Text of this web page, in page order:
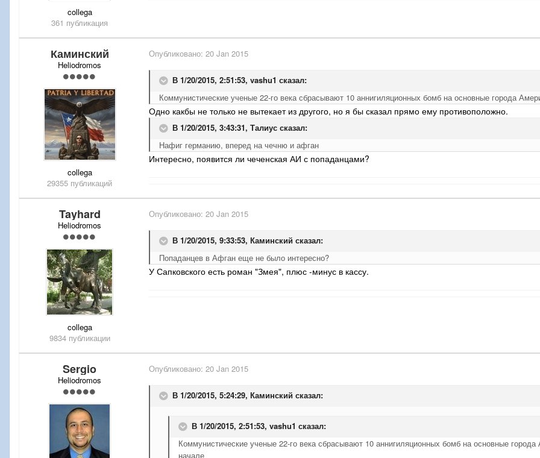
collega
361 публикация
Каминский
Heliodromos
collega
29355 публикаций
Опубликовано: 20 Jan 2015
В 1/20/2015, 2:51:53, vashu1 сказал:
Коммунистические ученые 22-го века сбрасывают 10 аннигиляционных бомб на основные города
Одно какбы не только не вытекает из другого, но я бы сказал прямо ему противоположно.
В 1/20/2015, 3:43:31, Талиус сказал:
Нафиг германию, вперед на чечню и афган
Интересно, появится ли чеченская АИ с попаданцами?
Tayhard
Heliodromos
collega
9834 публикации
Опубликовано: 20 Jan 2015
В 1/20/2015, 9:33:53, Каминский сказал:
Попаданцев в Афган еще не было интересно?
У Сапковского есть роман "Змея", плюс -минус в кассу.
Sergio
Heliodromos
Опубликовано: 20 Jan 2015
В 1/20/2015, 5:24:29, Каминский сказал:
В 1/20/2015, 2:51:53, vashu1 сказал:
Коммунистические ученые 22-го века сбрасывают 10 аннигиляционных бомб на основные
начале